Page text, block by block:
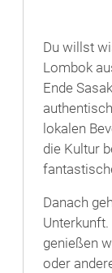
Du willst
Lombok
Ende
lokalen
die Kultur
Danach
genießen
oder